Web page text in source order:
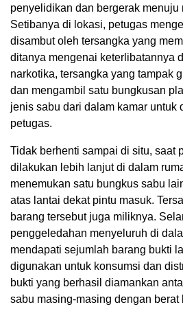
penyelidikan dan bergerak menuju
Setibanya di lokasi, petugas
disambut oleh tersangka yang
ditanya mengenai keterlibatannya
narkotika, tersangka yang tampak
dan mengambil satu bungkusan
jenis sabu dari dalam kamar untuk
petugas.
Tidak berhenti sampai di situ, saat
dilakukan lebih lanjut di dalam
menemukan satu bungkus sabu
atas lantai dekat pintu masuk.
barang tersebut juga miliknya.
penggeledahan menyeluruh di
mendapati sejumlah barang bukti
digunakan untuk konsumsi dan
bukti yang berhasil diamankan
sabu masing-masing dengan berat